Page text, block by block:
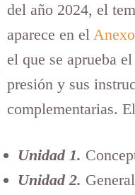
del año 2024, el
aparece en el
el que se aprueba
presión y sus
complementarias.
Unidad 1.
Unidad 2.